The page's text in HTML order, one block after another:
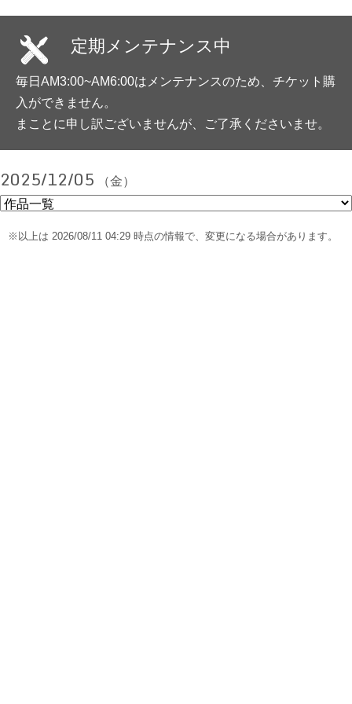
定期メンテナンス中
毎日AM3:00~AM6:00はメンテナンスのため、チケット購
入ができません。
まことに申し訳ございませんが、ご了承くださいませ。
2025/12/05 （金）
※以上は 2026/08/11 04:29 時点の情報で、変更になる場合があります。